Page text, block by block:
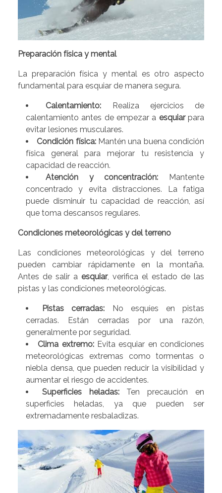
Preparación física y mental
La preparación física y mental es otro aspecto
fundamental para esquiar de manera segura.
Calentamiento: Realiza ejercicios de
calentamiento antes de empezar a esquiarpara
evitar lesiones musculares.
Condición física: Mantén una buena condición
física general para mejorar tu resistencia y
capacidad de reacción.
Atención y concentración: Mantente
concentrado y evita distracciones. La fatiga
puede disminuir tu capacidad de reacción, así
que toma descansos regulares.
Condiciones meteorológicas y del terreno
Las condiciones meteorológicas y del terreno
pueden cambiar rápidamente en la montaña.
Antes de salir a esquiar, verifica el estado de las
pistas y las condiciones meteorológicas.
Pistas cerradas: No esquíes en pistas
cerradas. Están cerradas por una razón,
generalmente por seguridad.
Clima extremo: Evita esquiar en condiciones
meteorológicas extremas como tormentas o
niebla densa, que pueden reducir la visibilidad y
aumentar el riesgo de accidentes.
Superficies heladas: Ten precaución en
superficies heladas, ya que pueden ser
extremadamente resbaladizas.